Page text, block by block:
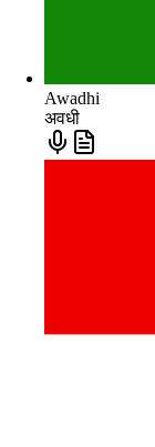
Awadhi
अवधी